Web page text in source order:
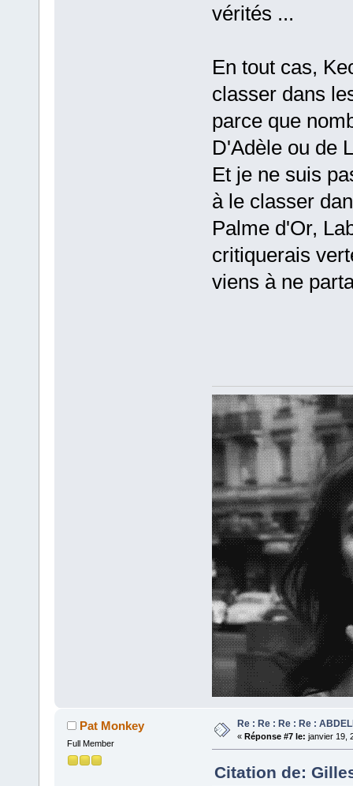
vérités ...
En tout cas,
classer dans
parce que
D'Adèle ou de
Et je ne suis
à le classer
Palme d'Or,
critiquerais
viens à ne
Pat Monkey
Full Member
Re : Re : Re : Re :
« Réponse #7 le: janvier 19,
Citation de: